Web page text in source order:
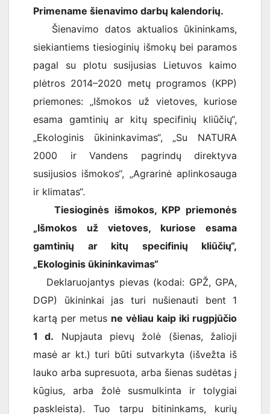
Primename šienavimo darbų kalendorių.
Šienavimo datos aktualios ūkininkams,
siekiantiems tiesioginių išmokų bei paramos
pagal su plotu susijusias Lietuvos kaimo
plėtros 2014–2020 metų programos (KPP)
priemones: „Išmokos už vietoves, kuriose
esama gamtinių ar kitų specifinių kliūčių“,
„Ekologinis ūkininkavimas“, „Su NATURA
2000 ir Vandens pagrindų direktyva
susijusios išmokos“, „Agrarinė aplinkosauga
ir klimatas“.
Tiesioginės išmokos, KPP priemonės
„Išmokos už vietoves, kuriose esama
gamtinių ar kitų specifinių kliūčių“,
„Ekologinis ūkininkavimas“
Deklaruojantys pievas (kodai: GPŽ, GPA,
DGP) ūkininkai jas turi nušienauti bent 1
kartą per metus ne vėliau kaip iki rugpjūčio
1 d. Nupjauta pievų žolė (šienas, žalioji
masė ar kt.) turi būti sutvarkyta (išvežta iš
lauko arba supresuota, arba šienas sudėtas į
kūgius, arba žolė susmulkinta ir tolygiai
paskleista). Tuo tarpu bitininkams, kurių